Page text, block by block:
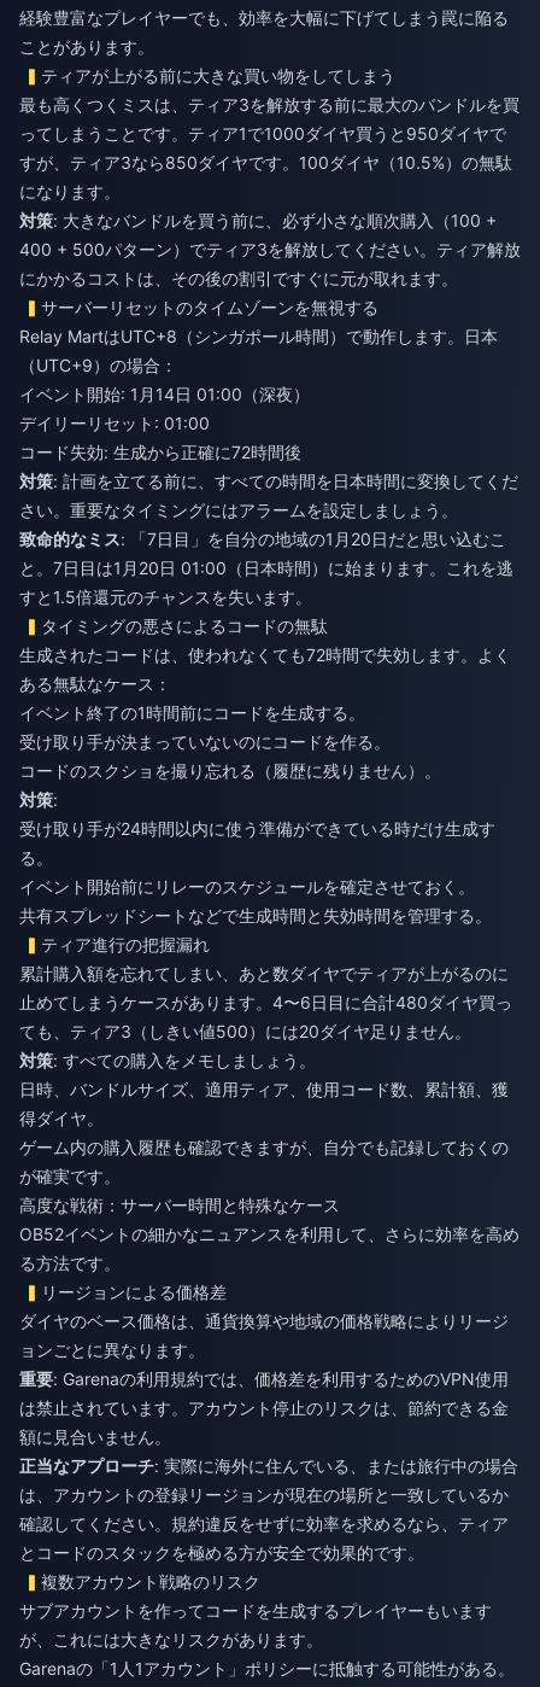
経験豊富なプレイヤーでも、効率を大幅に下げてしまう罠に陥る
ことがあります。
ティアが上がる前に大きな買い物をしてしまう
最も高くつくミスは、ティア3を解放する前に最大のバンドルを買
ってしまうことです。ティア1で1000ダイヤ買うと950ダイヤで
すが、ティア3なら850ダイヤです。100ダイヤ（10.5%）の無駄
になります。
対策: 大きなバンドルを買う前に、必ず小さな順次購入（100 +
400 + 500パターン）でティア3を解放してください。ティア解放
にかかるコストは、その後の割引ですぐに元が取れます。
サーバーリセットのタイムゾーンを無視する
Relay MartはUTC+8（シンガポール時間）で動作します。日本
（UTC+9）の場合：
イベント開始: 1月14日 01:00（深夜）
デイリーリセット: 01:00
コード失効: 生成から正確に72時間後
対策: 計画を立てる前に、すべての時間を日本時間に変換してくだ
さい。重要なタイミングにはアラームを設定しましょう。
致命的なミス: 「7日目」を自分の地域の1月20日だと思い込むこ
と。7日目は1月20日 01:00（日本時間）に始まります。これを逃
すと1.5倍還元のチャンスを失います。
タイミングの悪さによるコードの無駄
生成されたコードは、使われなくても72時間で失効します。よく
ある無駄なケース：
イベント終了の1時間前にコードを生成する。
受け取り手が決まっていないのにコードを作る。
コードのスクショを撮り忘れる（履歴に残りません）。
対策:
受け取り手が24時間以内に使う準備ができている時だけ生成す
る。
イベント開始前にリレーのスケジュールを確定させておく。
共有スプレッドシートなどで生成時間と失効時間を管理する。
ティア進行の把握漏れ
累計購入額を忘れてしまい、あと数ダイヤでティアが上がるのに
止めてしまうケースがあります。4〜6日目に合計480ダイヤ買っ
ても、ティア3（しきい値500）には20ダイヤ足りません。
対策: すべての購入をメモしましょう。
日時、バンドルサイズ、適用ティア、使用コード数、累計額、獲
得ダイヤ。
ゲーム内の購入履歴も確認できますが、自分でも記録しておくの
が確実です。
高度な戦術：サーバー時間と特殊なケース
OB52イベントの細かなニュアンスを利用して、さらに効率を高め
る方法です。
リージョンによる価格差
ダイヤのベース価格は、通貨換算や地域の価格戦略によりリージ
ョンごとに異なります。
重要: Garenaの利用規約では、価格差を利用するためのVPN使用
は禁止されています。アカウント停止のリスクは、節約できる金
額に見合いません。
正当なアプローチ: 実際に海外に住んでいる、または旅行中の場合
は、アカウントの登録リージョンが現在の場所と一致しているか
確認してください。規約違反をせずに効率を求めるなら、ティア
とコードのスタックを極める方が安全で効果的です。
複数アカウント戦略のリスク
サブアカウントを作ってコードを生成するプレイヤーもいます
が、これには大きなリスクがあります。
Garenaの「1人1アカウント」ポリシーに抵触する可能性がある。